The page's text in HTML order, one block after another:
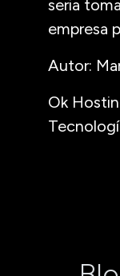
seria
empresa
Autor:
Ok